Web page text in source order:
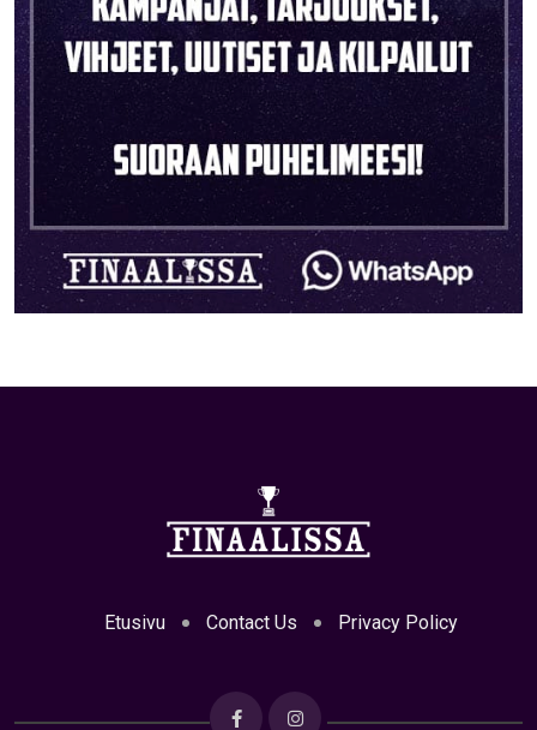
Etusivu Contact Us Privacy Policy